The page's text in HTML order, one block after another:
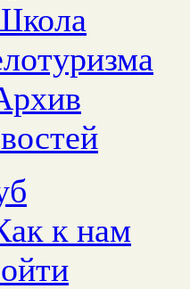
к нам